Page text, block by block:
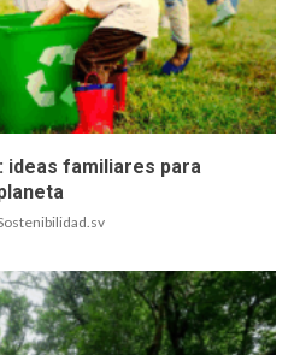
ideas familiares para